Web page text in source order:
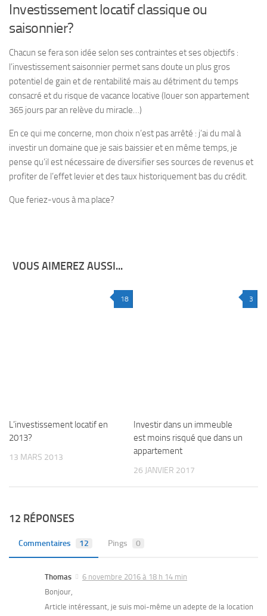
Investissement locatif classique ou
saisonnier?
Chacun se fera son idée selon ses contraintes et ses objectifs :
l’investissement saisonnier permet sans doute un plus gros
potentiel de gain et de rentabilité mais au détriment du temps
consacré et du risque de vacance locative (louer son appartement
365 jours par an relève du miracle…)
En ce qui me concerne, mon choix n’est pas arrêté : j’ai du mal à
investir un domaine que je sais baissier et en même temps, je
pense qu’il est nécessaire de diversifier ses sources de revenus et
profiter de l’effet levier et des taux historiquement bas du crédit.
Que feriez-vous à ma place?
VOUS AIMEREZ AUSSI...
18
L’investissement locatif en
2013?
13 MARS 2013
3
Investir dans un immeuble
est moins risqué que dans un
appartement
26 JANVIER 2017
12 RÉPONSES
Commentaires 12 Pings 0
Thomas
6 novembre 2016 à 18 h 14 min
Bonjour,
Article intéressant, je suis moi-même un adepte de la location